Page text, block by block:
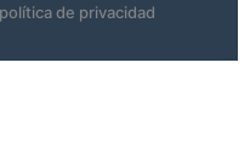
de privacidad